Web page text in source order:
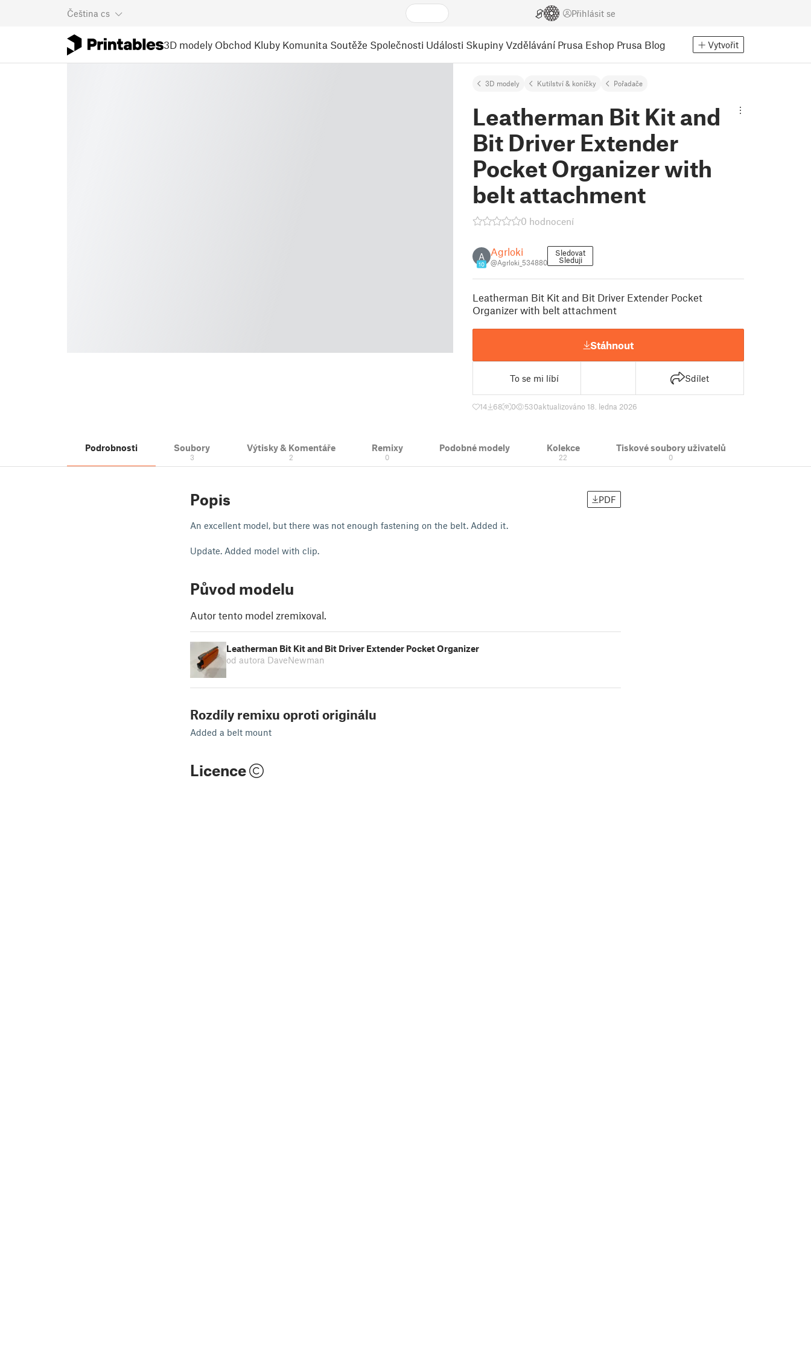
Čeština cs Přihlásit se
3D modely Obchod Kluby Komunita Soutěže Společnosti Události Skupiny Vzdělávání Prusa Eshop Prusa Blog Vytvořit
3D modely Kutilství & koníčky Pořadače
Leatherman Bit Kit and
Bit Driver Extender
Pocket Organizer with
belt attachment
0 hodnocení
A
10
Agrloki
@Agrloki_534880
Sledovat
Sleduji
Leatherman Bit Kit and Bit Driver Extender Pocket
Organizer with belt attachment
Stáhnout
To se mi líbí Sdílet
14 68 0 530aktualizováno 18. ledna 2026
Podrobnosti Soubory
3
Výtisky & Komentáře
2
Remixy
0
Podobné modely Kolekce
22
Tiskové soubory uživatelů
0
Popis PDF
An excellent model, but there was not enough fastening on the belt. Added it.
Update. Added model with clip.
Původ modelu
Autor tento model zremixoval.
Leatherman Bit Kit and Bit Driver Extender Pocket Organizer
od autora DaveNewman
Rozdíly remixu oproti originálu
Added a belt mount
Licence